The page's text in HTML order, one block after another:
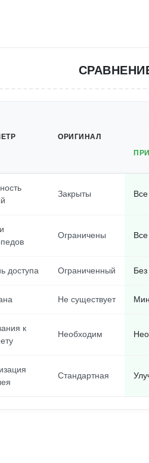
СРАВНЕНИЕ
ОРИГИНАЛ
Закрыты
Ограничены
доступа Ограниченный
Не существует
к
Необходим
Стандартная